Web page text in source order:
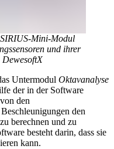
Mini-Modul
und ihrer
Untermodul Oktavanalyse
der in der Software
den
den
berechnen und zu
besteht darin, dass sie
kann.